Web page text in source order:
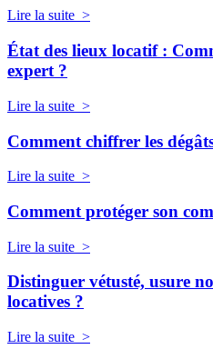
Lire la suite >
État des lieux locatif :
expert ?
Lire la suite >
Comment chiffrer les
Lire la suite >
Comment protéger son
Lire la suite >
Distinguer vétusté, usure
locatives ?
Lire la suite >